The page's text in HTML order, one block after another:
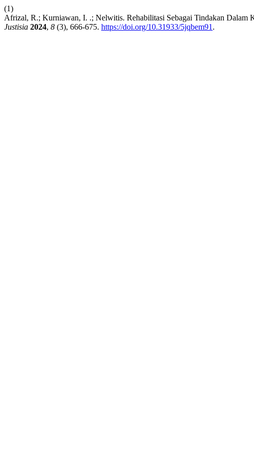
(1)
Afrizal, R.; Kurniawan, I. .; Nelwitis. Rehabilitasi Sebagai Tindakan Dalam
Justisia 2024, 8 (3), 666-675. https://doi.org/10.31933/5jqbem91 .